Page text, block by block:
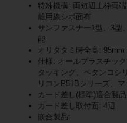
特殊機構: 両短辺上枠両
離用線シボ面有
サンファスナー1型、3型
能
オリタタミ時全高: 95mm
仕様: オールプラスチッ
タッキング、ペタンコシ
リコンP51Bシリーズ、
カード差し(標準)適合製
カード差し取付面: 4辺
嵌合製品: